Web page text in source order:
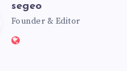
segeo
Founder & Editor
Website: